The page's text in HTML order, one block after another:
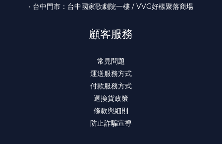
• 台中門市：台中國家歌劇院一樓 / VVG好樣聚落商場
顧客服務
常見問題
運送服務方式
付款服務方式
退換貨政策
條款與細則
防止詐騙宣導